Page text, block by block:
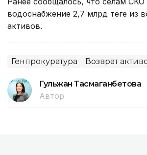
водоснабжение 2,7 млрд теңге из
активов.
Генпрокуратура Возврат
Гульжан Тасмаганбетова
Автор